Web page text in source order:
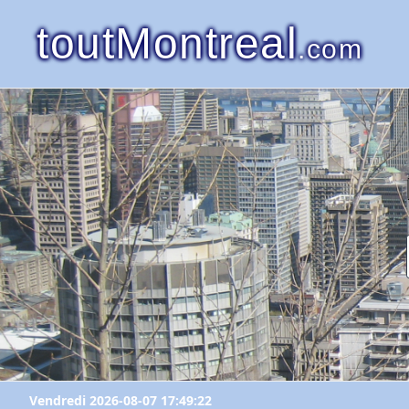
toutMontreal.com
Vendredi 2026-08-07 17:49:22